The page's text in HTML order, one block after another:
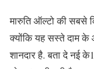
मारुति ऑल्टो की सबसे
क्योंकि यह सस्ते दाम
शानदार है. बता दे नई